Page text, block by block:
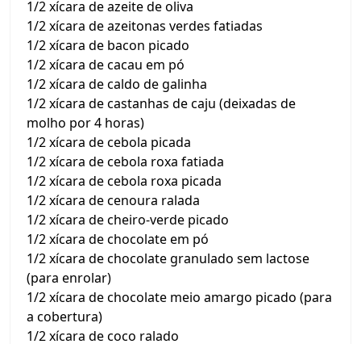
1/2 xícara de azeite de oliva
1/2 xícara de azeitonas verdes fatiadas
1/2 xícara de bacon picado
1/2 xícara de cacau em pó
1/2 xícara de caldo de galinha
1/2 xícara de castanhas de caju (deixadas de
molho por 4 horas)
1/2 xícara de cebola picada
1/2 xícara de cebola roxa fatiada
1/2 xícara de cebola roxa picada
1/2 xícara de cenoura ralada
1/2 xícara de cheiro-verde picado
1/2 xícara de chocolate em pó
1/2 xícara de chocolate granulado sem lactose
(para enrolar)
1/2 xícara de chocolate meio amargo picado (para
a cobertura)
1/2 xícara de coco ralado